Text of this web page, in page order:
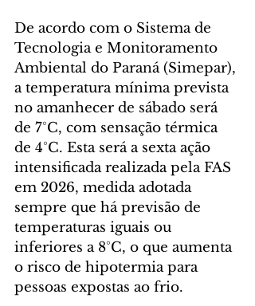
De acordo com o Sistema de
Tecnologia e Monitoramento
Ambiental do Paraná (Simepar),
a temperatura mínima prevista
no amanhecer de sábado será
de 7°C, com sensação térmica
de 4°C. Esta será a sexta ação
intensificada realizada pela FAS
em 2026, medida adotada
sempre que há previsão de
temperaturas iguais ou
inferiores a 8°C, o que aumenta
o risco de hipotermia para
pessoas expostas ao frio.